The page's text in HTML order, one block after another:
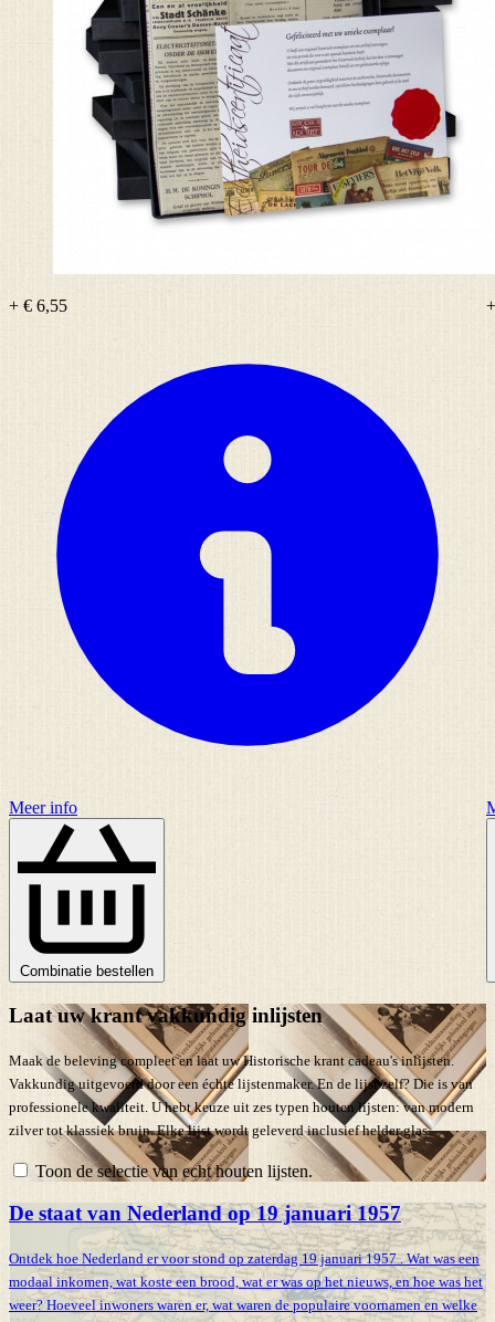
+ € 6,55
Meer info
Combinatie bestellen
Laat uw krant vakkundig inlijsten
Maak de beleving compleet en laat uw Historische krant cadeau's inlijsten.
Vakkundig uitgevoerd door een échte lijstenmaker. En de lijst zelf? Die is van
professionele kwaliteit. U hebt keuze uit zes typen houten lijsten: van modern
zilver tot klassiek bruin. Elke lijst wordt geleverd inclusief helder glas.
Toon de selectie van echt houten lijsten.
De staat van Nederland op 19 januari 1957
Ontdek hoe Nederland er voor stond op zaterdag 19 januari 1957 . Wat was een
modaal inkomen, wat koste een brood, wat er was op het nieuws, en hoe was het
weer? Hoeveel inwoners waren er, wat waren de populaire voornamen en welke